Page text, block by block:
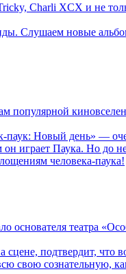
Charli XCX и не
Слушаем новые
популярной
Новый день» —
играет Паука. Но до
человека-паука!
основателя театра
подтвердит,
свою сознательную,